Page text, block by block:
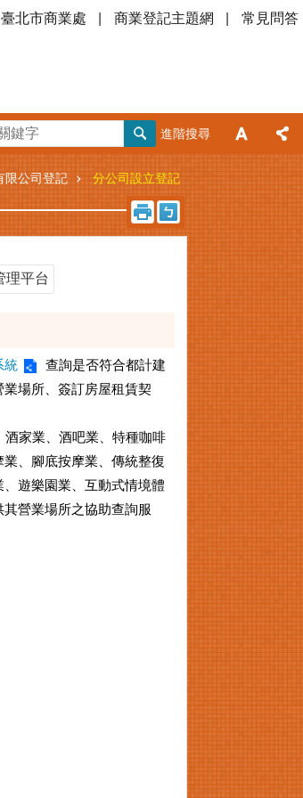
臺北市商業處 商業登記主題網 常見問答
進階搜尋
限公司登記 分公司設立登記
理平台
統
查詢是否符合都計建
場所、簽訂房屋租賃契
酒家業、酒吧業、特種咖啡
、腳底按摩業、傳統整復
遊樂園業、互動式情境體
營業場所之協助查詢服